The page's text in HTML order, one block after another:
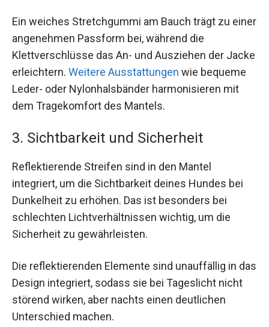
Ein weiches Stretchgummi am Bauch trägt zu einer
angenehmen Passform bei, während die
Klettverschlüsse das An- und Ausziehen der Jacke
erleichtern. Weitere Ausstattungen wie bequeme
Leder- oder Nylonhalsbänder harmonisieren mit
dem Tragekomfort des Mantels.
3. Sichtbarkeit und Sicherheit
Reflektierende Streifen sind in den Mantel
integriert, um die Sichtbarkeit deines Hundes bei
Dunkelheit zu erhöhen. Das ist besonders bei
schlechten Lichtverhältnissen wichtig, um die
Sicherheit zu gewährleisten.
Die reflektierenden Elemente sind unauffällig in das
Design integriert, sodass sie bei Tageslicht nicht
störend wirken, aber nachts einen deutlichen
Unterschied machen.